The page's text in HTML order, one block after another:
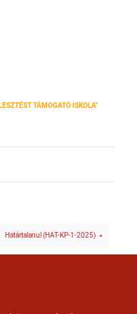
TÁMOGATÓ ISKOLA"
Határtalanul (HAT-KP-1-2025)